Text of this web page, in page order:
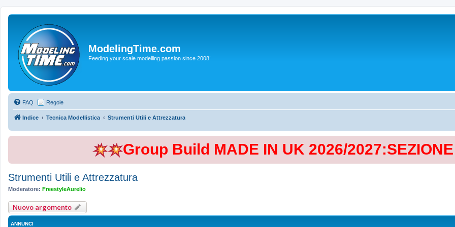
ModelingTime.com
Feeding your scale modelling passion since 2008!
FAQ Regole
Indice Tecnica Modellistica Strumenti Utili e Attrezzatura
Group Build MADE IN UK 2026/
Strumenti Utili e Attrezzatura
Moderatore: FreestyleAurelio
Nuovo argomento
ANNUNCI